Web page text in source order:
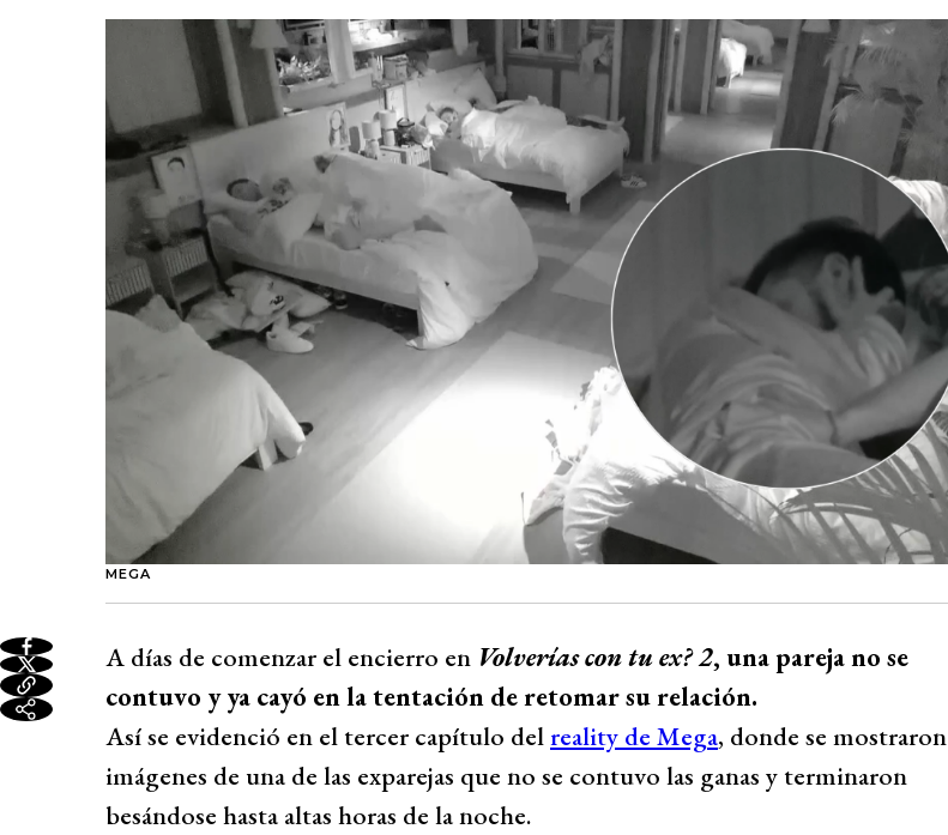
MEGA
A días de comenzar el encierro en Volverías con tu ex? 2, una pareja no se
contuvo y ya cayó en la tentación de retomar su relación.
Así se evidenció en el tercer capítulo delreality de Mega, donde se mostraron
imágenes de una de las exparejas que no se contuvo las ganas y terminaron
besándose hasta altas horas de la noche.